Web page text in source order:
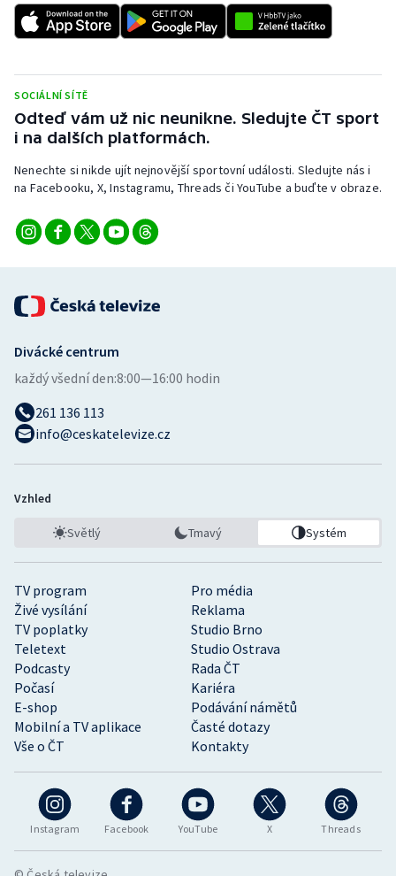
Short track
Stolní tenis
Triatlon
Veslování
Vodní slalom
Volejbal
Ostatní
SOCIÁLNÍ SÍTĚ
Odteď vám už nic neunikne. Sledujte ČT sport
i na dalších platformách.
Nenechte si nikde ujít nejnovější sportovní události. Sledujte nás i
na Facebooku, X, Instagramu, Threads či YouTube a buďte v obraze.
Instagram Facebook YouTube X Threads
TV program
Pro média
Živé vysílání
Reklama
TV poplatky
Studio Brno
Teletext
Studio Ostrava
Podcasty
Rada ČT
Počasí
Kariéra
E-shop
Podávání námětů
Mobilní a TV aplikace
Časté dotazy
Vše o ČT
Kontakty
Divácké centrum
každý všední den:8:00—16:00 hodin
261 136 113
info@ceskatelevize.cz
Vzhled
Světlý Tmavý Systém